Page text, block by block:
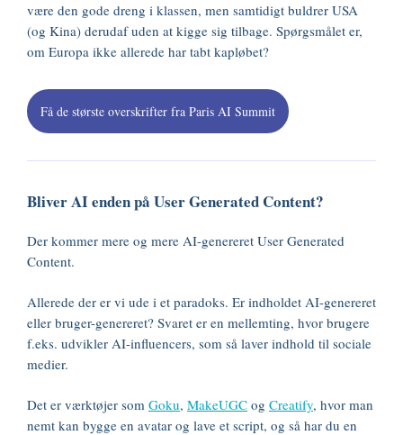
være den gode dreng i klassen, men samtidigt buldrer USA
(og Kina) derudaf uden at kigge sig tilbage. Spørgsmålet er,
om Europa ikke allerede har tabt kapløbet?
Få de største overskrifter fra Paris AI Summit
Bliver AI enden på User Generated Content?
Der kommer mere og mere AI-genereret User Generated
Content.
Allerede der er vi ude i et paradoks. Er indholdet AI-genereret
eller bruger-genereret? Svaret er en mellemting, hvor brugere
f.eks. udvikler AI-influencers, som så laver indhold til sociale
medier.
Det er værktøjer som Goku, MakeUGC og Creatify, hvor man
nemt kan bygge en avatar og lave et script, og så har du en